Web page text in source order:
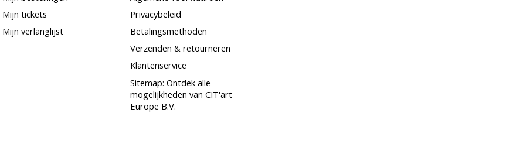
Mijn tickets
Mijn verlanglijst
Privacybeleid
Betalingsmethoden
Verzenden & retourneren
Klantenservice
Sitemap: Ontdek alle
mogelijkheden van CIT'art
Europe B.V.